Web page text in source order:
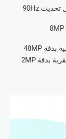
ثلاثية بشكل دائري؛ عدسة رئيسية بدقة 48MP